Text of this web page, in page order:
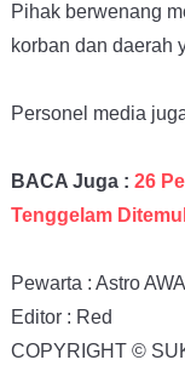
Pihak berwenang
korban dan daerah
Personel media
BACA Juga : 26
Tenggelam
Pewarta : Astro
Editor : Red
COPYRIGHT ©